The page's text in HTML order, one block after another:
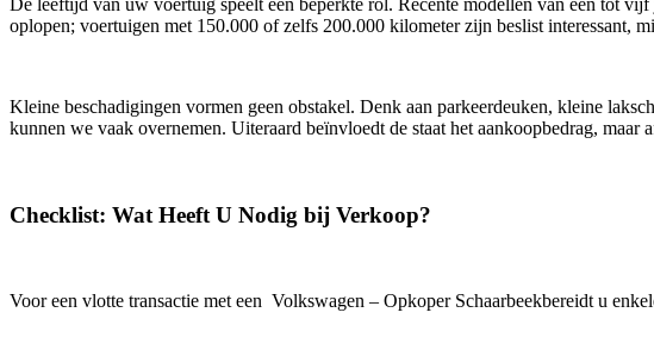
De leeftijd van uw voertuig speelt een beperkte rol. Recente modellen van één tot
oplopen; voertuigen met 150.000 of zelfs 200.000 kilometer zijn beslist interessant,
Kleine beschadigingen vormen geen obstakel. Denk aan parkeerdeuken, kleine
kunnen we vaak overnemen. Uiteraard beïnvloedt de staat het aankoopbedrag, maar
Checklist: Wat Heeft U Nodig bij Verkoop?
Voor een vlotte transactie met een Volkswagen – Opkoper Schaarbeekbereidt u